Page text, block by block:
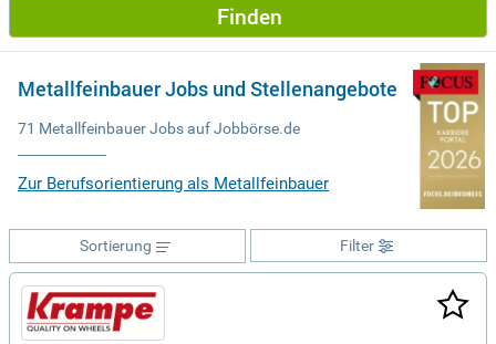
Finden
Metallfeinbauer Jobs und Stellenangebote
71 Metallfeinbauer Jobs auf Jobbörse.de
Zur Berufsorientierung als Metallfeinbauer
Filter
Sortierung